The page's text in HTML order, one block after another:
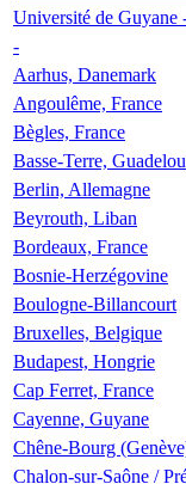
Université de Guyane
-
Aarhus, Danemark
Angoulême, France
Bègles, France
Basse-Terre,
Berlin, Allemagne
Beyrouth, Liban
Bordeaux, France
Bosnie-Herzégovine
Boulogne-Billancourt
Bruxelles, Belgique
Budapest, Hongrie
Cap Ferret, France
Cayenne, Guyane
Chêne-Bourg
Chalon-sur-Saône /